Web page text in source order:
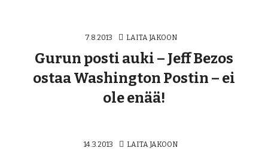
7.8.2013 LAITA JAKOON
Gurun posti auki – Jeff Bezos
ostaa Washington Postin – ei
ole enää!
14.3.2013 LAITA JAKOON